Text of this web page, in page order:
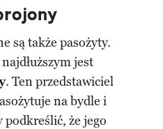
są także pasożyty.
jest
. Ten przedstawiciel
na bydle i
podkreślić, że jego